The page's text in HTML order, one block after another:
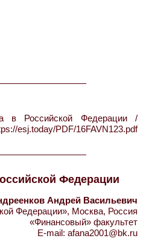
в Российской Федерации /
esj.today/PDF/16FAVN123.pdf
Федерации
Андрей Васильевич
Федерации», Москва, Россия
«Финансовый» факультет
E-mail: afana2001@bk.ru